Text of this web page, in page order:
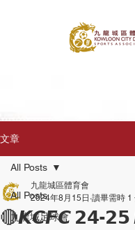
文章
All Posts
九龍城足球會
All Posts
🔴𝙆𝘾𝙁𝘾 𝟮𝟰-
九龍城區體育會
2024年8月15日 讀畢需時 1